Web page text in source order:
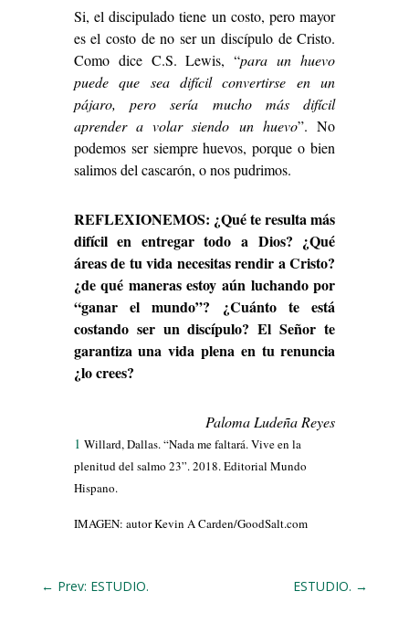
Si, el discipulado tiene un costo, pero mayor
es el costo de no ser un discípulo de Cristo.
Como dice C.S. Lewis, “para un huevo
puede que sea difícil convertirse en un
pájaro, pero sería mucho más difícil
aprender a volar siendo un huevo”. No
podemos ser siempre huevos, porque o bien
salimos del cascarón, o nos pudrimos.
REFLEXIONEMOS: ¿Qué te resulta más
difícil en entregar todo a Dios? ¿Qué
áreas de tu vida necesitas rendir a Cristo?
¿de qué maneras estoy aún luchando por
“ganar el mundo”? ¿Cuánto te está
costando ser un discípulo? El Señor te
garantiza una vida plena en tu renuncia
¿lo crees?
Paloma Ludeña Reyes
1 Willard, Dallas. “Nada me faltará. Vive en la
plenitud del salmo 23”. 2018. Editorial Mundo
Hispano.
IMAGEN: autor Kevin A Carden/GoodSalt.com
← Prev: ESTUDIO. ESTUDIO. →